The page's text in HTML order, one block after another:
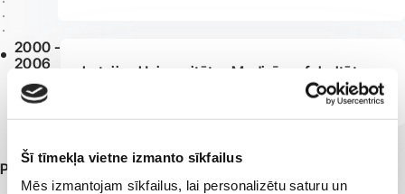
Šī tīmekļa vietne izmanto sīkfailus
Mēs izmantojam sīkfailus, lai personalizētu saturu un
2000 -
2006
Latvijas Universitātes Medicīnas fakultāte
Papildu informācija